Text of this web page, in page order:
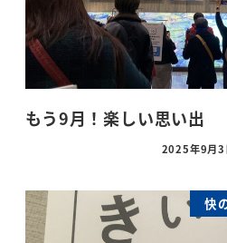
もう9月！楽しい思い出
2025年9月3
快